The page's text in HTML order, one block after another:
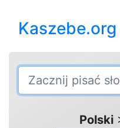
Kaszebe.org
Polski